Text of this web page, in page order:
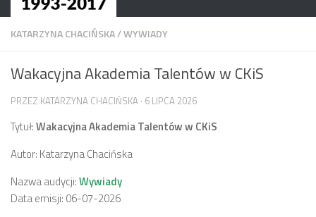
KATARZYNA CHACIŃSKA/WYWIADY
Wakacyjna Akademia Talentów w CKiS
PRZEZ KATARZYNA CHACIŃSKA · 6 LIPCA 2026
Tytuł:Wakacyjna Akademia Talentów w CKiS
Autor: Katarzyna Chacińska
Nazwa audycji:Wywiady
Data emisji: 06-07-2026